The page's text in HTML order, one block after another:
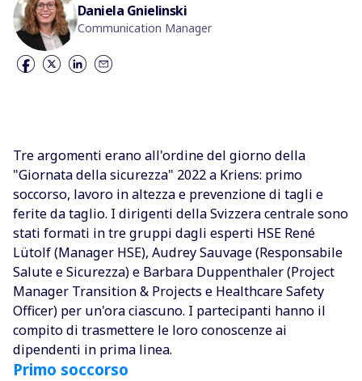
Daniela Gnielinski
Communication Manager
Tre argomenti erano all'ordine del giorno della
"Giornata della sicurezza" 2022 a Kriens: primo
soccorso, lavoro in altezza e prevenzione di tagli e
ferite da taglio. I dirigenti della Svizzera centrale sono
stati formati in tre gruppi dagli esperti HSE René
Lütolf (Manager HSE), Audrey Sauvage (Responsabile
Salute e Sicurezza) e Barbara Duppenthaler (Project
Manager Transition & Projects e Healthcare Safety
Officer) per un'ora ciascuno. I partecipanti hanno il
compito di trasmettere le loro conoscenze ai
dipendenti in prima linea.
Primo soccorso